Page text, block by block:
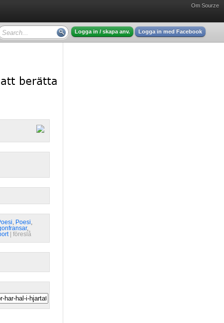
Om Sourze
Logga in / skapa anv. Logga in med Facebook
, Poesi,
,
föreslå